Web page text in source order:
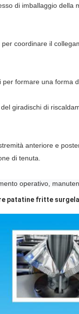
di imballaggio della
coordinare il
formare una forma
giradischi di
anteriore e
di tenuta.
operativo,
patatine fritte